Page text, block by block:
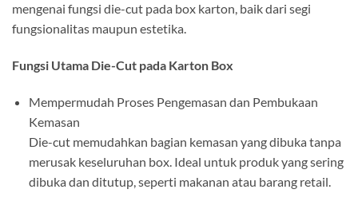
mengenai fungsi die-cut pada box karton, baik dari segi
fungsionalitas maupun estetika.
Fungsi Utama Die-Cut pada Karton Box
Mempermudah Proses Pengemasan dan Pembukaan
Kemasan
Die-cut memudahkan bagian kemasan yang dibuka tanpa
merusak keseluruhan box. Ideal untuk produk yang sering
dibuka dan ditutup, seperti makanan atau barang retail.